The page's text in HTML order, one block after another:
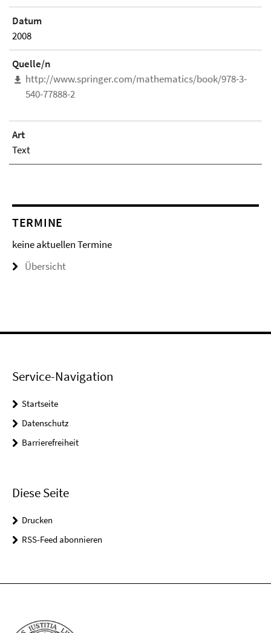
Datum
2008
Quelle/n
http://www.springer.com/mathematics/book/978-3-
540-77888-2
Art
Text
TERMINE
keine aktuellen Termine
Übersicht
Service-Navigation
Startseite
Datenschutz
Barrierefreiheit
Diese Seite
Drucken
RSS-Feed abonnieren